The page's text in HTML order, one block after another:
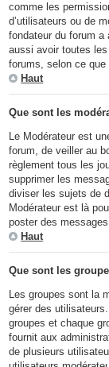
comme les
d’utilisateurs ou de
fondateur du forum
aussi avoir toutes
forums, selon ce
Haut
Que sont les
Le Modérateur est
forum, de veiller au
règlement tous les
supprimer les
diviser les sujets de
Modérateur est là
poster des
Haut
Que sont les
Les groupes sont la
gérer des
groupes et chaque
fournit aux
de plusieurs